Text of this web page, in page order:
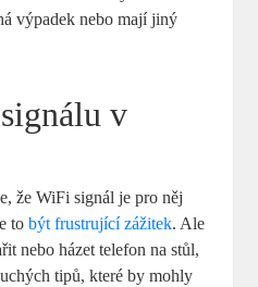
výpadek nebo mají jiný
v
že WiFi signál je pro něj
tobýt frustrující zážitek. Ale
nebo házet telefon na stůl,
tipů, které by mohly